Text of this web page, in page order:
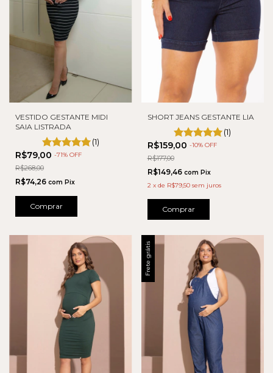
VESTIDO GESTANTE MIDI
SAIA LISTRADA
(1)
R$79,00 -71% OFF
R$268,00
R$74,26 com Pix
Comprar
SHORT JEANS GESTANTE LIA
(1)
R$159,00 -10% OFF
R$177,00
R$149,46 com Pix
2 x de R$79,50 sem juros
Comprar
Frete grátis